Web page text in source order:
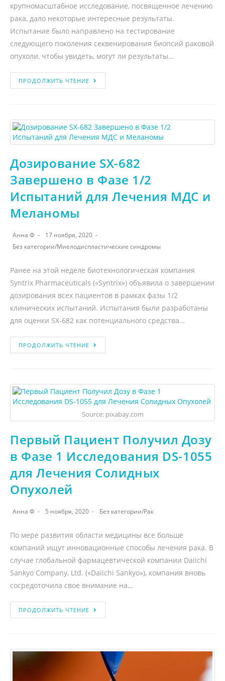
крупномасштабное исследование, посвященное лечению
рака, дало некоторые интересные результаты.
Испытание было направлено на тестирование
следующего поколения секвенирования биопсий раковой
опухоли, чтобы увидеть, могут ли результаты…
ПРОДОЛЖИТЬ ЧТЕНИЕ
Дозирование SX-682
Завершено в Фазе 1/2
Испытаний для Лечения МДС и
Меланомы
Анна Ф
17 ноября, 2020
Без категории/Миелодиспластические синдромы
Ранее на этой неделе биотехнологическая компания
Syntrix Pharmaceuticals («Syntrix») объявила о завершении
дозирования всех пациентов в рамках фазы 1/2
клинических испытаний. Испытания были разработаны
для оценки SX-682 как потенциального средства…
ПРОДОЛЖИТЬ ЧТЕНИЕ
Source: pixabay.com
Первый Пациент Получил Дозу
в Фазе 1 Исследования DS-1055
для Лечения Солидных
Опухолей
Анна Ф 5 ноября, 2020 Без категории/Рак
По мере развития области медицины все больше
компаний ищут инновационные способы лечения рака. В
случае глобальной фармацевтической компании Daiichi
Sankyo Company, Ltd. («Daiichi Sankyo»), компания вновь
сосредоточила свое внимание на…
ПРОДОЛЖИТЬ ЧТЕНИЕ